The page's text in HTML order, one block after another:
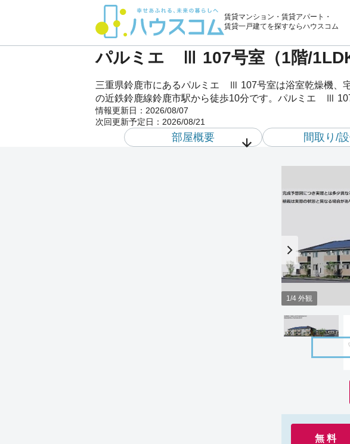
賃貸マンション・賃貸アパート・
賃貸一戸建てを探すならハウスコム
パルミエ Ⅲ 107号室（1階/1LDK
三重県鈴鹿市にあるパルミエ Ⅲ 107号室は浴室乾燥機、
の近鉄鈴鹿線鈴鹿市駅から徒歩10分です。パルミエ Ⅲ
情報更新日： 2026/08/07
次回更新予定日： 2026/08/21
部屋概要 間取り/
1/4 外観
無 料